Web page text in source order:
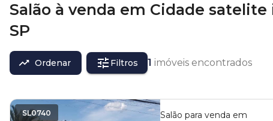
Salão à venda em Cidade satelite
SP
Ordenar Filtros 1 imóveis encontrados
SL0740 Salão para venda em